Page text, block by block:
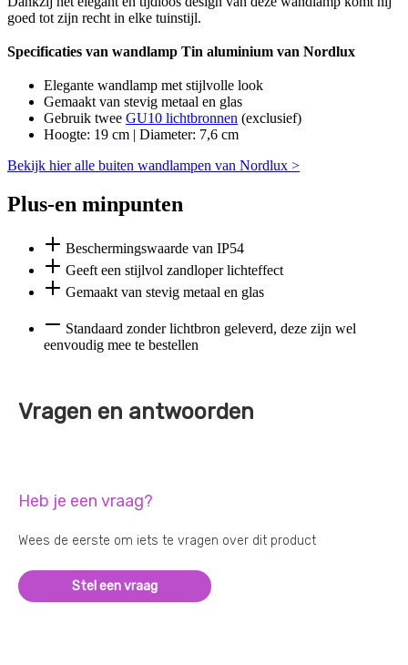
goed tot zijn recht in elke tuinstijl.
Specificaties van wandlamp Tin aluminium van Nordlux
Elegante wandlamp met stijlvolle look
Gemaakt van stevig metaal en glas
Gebruik twee GU10 lichtbronnen (exclusief)
Hoogte: 19 cm | Diameter: 7,6 cm
Bekijk hier alle buiten wandlampen van Nordlux >
Plus-en minpunten
Beschermingswaarde van IP54
Geeft een stijlvol zandloper lichteffect
Gemaakt van stevig metaal en glas
Standaard zonder lichtbron geleverd, deze zijn wel
eenvoudig mee te bestellen
Vragen en antwoorden
Heb je een vraag?
Wees de eerste om iets te vragen over dit product
Stel een vraag